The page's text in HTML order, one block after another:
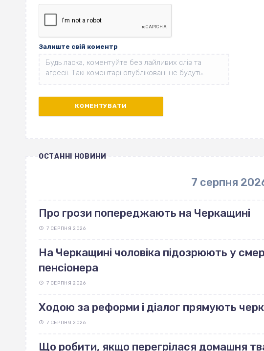
Залиште свій коментр
ОСТАННІ НОВИНИ
7 серпня
Про грози попереджають на Черкащині
7 СЕРПНЯ 2026
На Черкащині чоловіка підозрюють у
пенсіонера
7 СЕРПНЯ 2026
Ходою за реформи і діалог прямують
7 СЕРПНЯ 2026
Що робити, якщо перегрілася домашня